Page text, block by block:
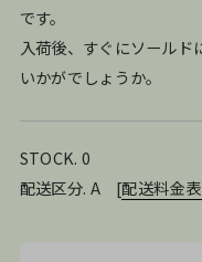
です。
入荷後、すぐにソールド
いかがでしょうか。
STOCK. 0
配送区分. A [配送料金